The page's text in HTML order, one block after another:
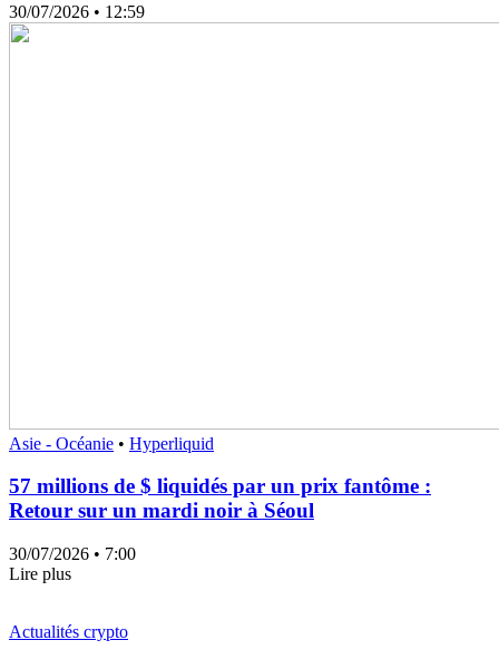
30/07/2026 • 12:59
Asie - Océanie • Hyperliquid
57 millions de $ liquidés par un prix fantôme :
Retour sur un mardi noir à Séoul
30/07/2026 • 7:00
Lire plus
Actualités crypto